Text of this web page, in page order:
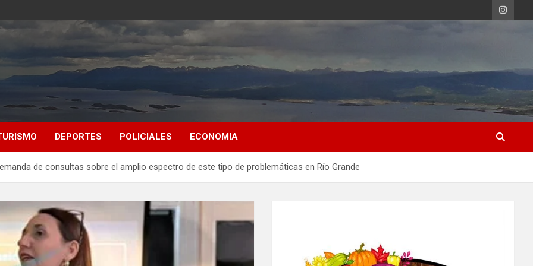
DEPORTES POLICIALES ECONOMIA
de consultas sobre el amplio espectro de este tipo de problemáticas en Río Grande